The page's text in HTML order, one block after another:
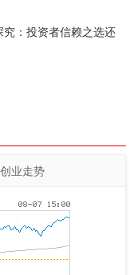
：投资者信赖之选还
创业走势